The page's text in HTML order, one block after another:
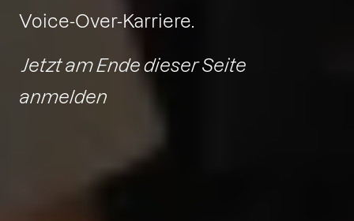
Voice-Over-Karriere.
Jetzt am Ende dieser Seite
anmelden